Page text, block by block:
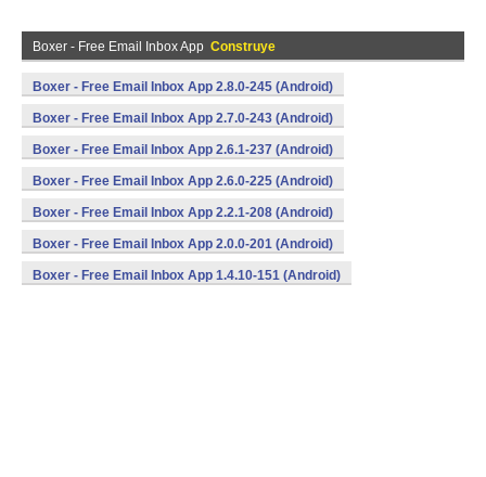
Boxer - Free Email Inbox App Construye
Boxer - Free Email Inbox App 2.8.0-245 (Android)
Boxer - Free Email Inbox App 2.7.0-243 (Android)
Boxer - Free Email Inbox App 2.6.1-237 (Android)
Boxer - Free Email Inbox App 2.6.0-225 (Android)
Boxer - Free Email Inbox App 2.2.1-208 (Android)
Boxer - Free Email Inbox App 2.0.0-201 (Android)
Boxer - Free Email Inbox App 1.4.10-151 (Android)